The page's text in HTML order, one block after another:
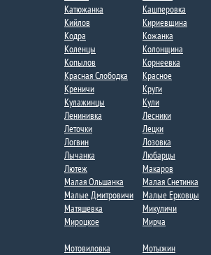
Катюжанка
Кашперовка
Кийлов
Кириевщина
Кодра
Кожанка
Коленцы
Колонщина
Копылов
Корнеевка
Красная Слободка​
Красное
Креничи
Круги
Кулажинцы
Кули
Ленинивка
Лесники
Леточки
Лецки
Логвин
Лозовка
Лычанка​
Любарцы
Лютеж
Макаров
Малая Ольшанка​
Малая Снетинка
Малые Дмитровичи​
Малые Ерковцы
Матяшевка
Микуличи
Мироцкое
Мирча
Мотовиловка
Мотыжин